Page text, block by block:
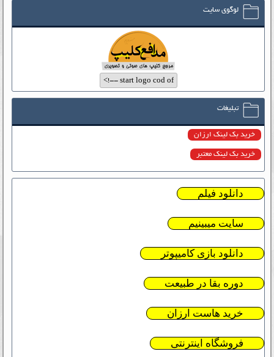
لوگوی سایت
تبلیغات
خرید بک لینک ارزان
خرید بک لینک معتبر
دانلود فیلم
سایت میبینیم
دانلود بازی کامیپوتر
دوره بقا در طبیعت
خرید هاست ارزان
فروشگاه اینترنتی